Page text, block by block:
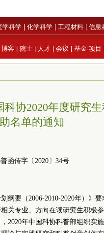
学科学 化学科学 工程材料 信息
博客 院士 人才 会议 基金·项目
协2020年度研究
名单的通知
函传字〔2020〕34号
纲要（2006-2010-2020年）》
关专业、方向在读研究生积极
2020年中国科协科普部组织实